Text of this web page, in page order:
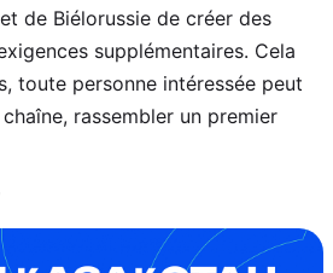
de Biélorussie de créer des
supplémentaires. Cela
toute personne intéressée peut
rassembler un premier